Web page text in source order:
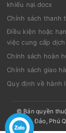
khiếu nại.docx
Chính sách thanh
Điều kiện hoặc
việc cung cấp
Chính sách hoàn
Chính sách giao
Quy định về hành
© Bản quyền
Côn Đảo, Phú